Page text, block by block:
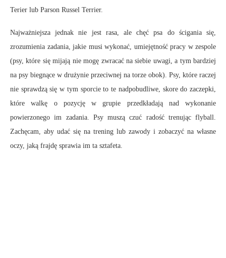
Terier lub Parson Russel Terrier.
Najważniejsza jednak nie jest rasa, ale chęć psa do ścigania się,
zrozumienia zadania, jakie musi wykonać, umiejętność pracy w zespole
(psy, które się mijają nie mogę zwracać na siebie uwagi, a tym bardziej
na psy biegnące w drużynie przeciwnej na torze obok). Psy, które raczej
nie sprawdzą się w tym sporcie to te nadpobudliwe, skore do zaczepki,
które walkę o pozycję w grupie przedkładają nad wykonanie
powierzonego im zadania. Psy muszą czuć radość trenując flyball.
Zachęcam, aby udać się na trening lub zawody i zobaczyć na własne
oczy, jaką frajdę sprawia im ta sztafeta.